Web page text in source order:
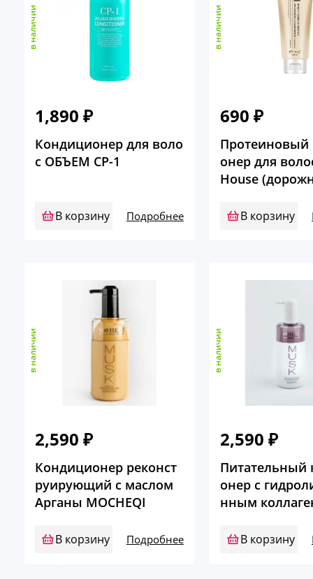
1,890 ₽
в наличии
Кондиционер для воло
с ОБЪЕМ CP-1
В корзину Подробнее
690₽
в наличии
Протеиновый
онер для
House
В корзину
2,590 ₽
в наличии
Кондиционер реконст
руирующий с маслом
Арганы MOCHEQI
В корзину Подробнее
2,590₽
в наличии
Питательный
онер с
нным
В корзину